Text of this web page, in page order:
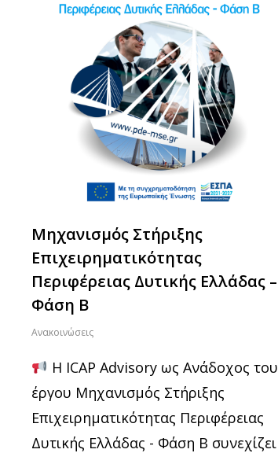
Μηχανισμός Στήριξης
Επιχειρηματικότητας
Περιφέρειας Δυτικής Ελλάδας –
Φάση Β
Ανακοινώσεις
Η ICAP Advisory ως Ανάδοχος του
έργου Μηχανισμός Στήριξης
Επιχειρηματικότητας Περιφέρειας
Δυτικής Ελλάδας - Φάση Β συνεχίζει